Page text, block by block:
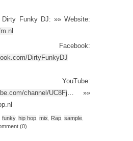
Funky DJ: »» Website:
DirtyFunkyDJ
channel/UC8Fj… »»
funky, hip hop mix Rap sample
(0)